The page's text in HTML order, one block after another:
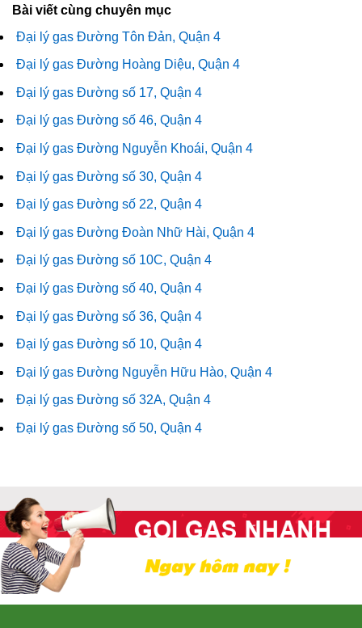
Bài viết cùng chuyên mục
Đại lý gas Đường Tôn Đản, Quận 4
Đại lý gas Đường Hoàng Diệu, Quận 4
Đại lý gas Đường số 17, Quận 4
Đại lý gas Đường số 46, Quận 4
Đại lý gas Đường Nguyễn Khoái, Quận 4
Đại lý gas Đường số 30, Quận 4
Đại lý gas Đường số 22, Quận 4
Đại lý gas Đường Đoàn Nhữ Hài, Quận 4
Đại lý gas Đường số 10C, Quận 4
Đại lý gas Đường số 40, Quận 4
Đại lý gas Đường số 36, Quận 4
Đại lý gas Đường số 10, Quận 4
Đại lý gas Đường Nguyễn Hữu Hào, Quận 4
Đại lý gas Đường số 32A, Quận 4
Đại lý gas Đường số 50, Quận 4